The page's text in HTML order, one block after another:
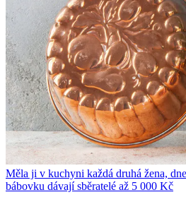
Měla ji v kuchyni každá druhá žena,
bábovku dávají sběratelé až 5 000 Kč